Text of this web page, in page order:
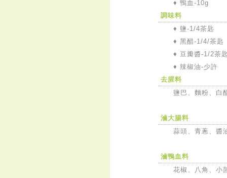
♦ 鴨血-10g
調味料
♦ 鹽-1/4茶匙
♦ 黑醋-1/4/茶匙
♦ 豆瓣醬-1/2茶
♦ 辣椒油-少許
去腥料
鹽巴、麵粉、白
滷大腸料
蒜頭、青蔥、醬
滷鴨血料
花椒、八角、小